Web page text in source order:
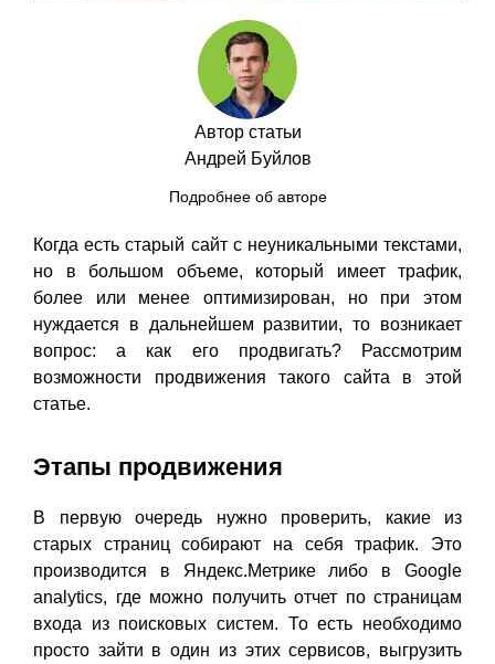
Автор статьи
Андрей Буйлов
Подробнее об авторе
Когда есть старый сайт с неуникальными текстами,
но в большом объеме, который имеет трафик,
более или менее оптимизирован, но при этом
нуждается в дальнейшем развитии, то возникает
вопрос: а как его продвигать? Рассмотрим
возможности продвижения такого сайта в этой
статье.
Этапы продвижения
В первую очередь нужно проверить, какие из
старых страниц собирают на себя трафик. Это
производится в Яндекс.Метрике либо в Google
analytics, где можно получить отчет по страницам
входа из поисковых систем. То есть необходимо
просто зайти в один из этих сервисов, выгрузить